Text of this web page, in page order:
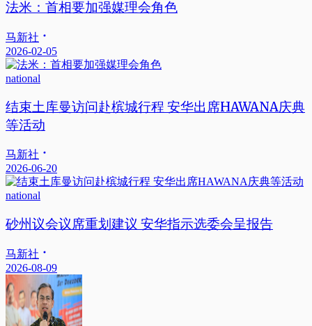
法米：首相要加强媒理会角色
马新社
2026-02-05
national
结束土库曼访问赴槟城行程 安华出席HAWANA庆典
等活动
马新社
2026-06-20
national
砂州议会议席重划建议 安华指示选委会呈报告
马新社
2026-08-09